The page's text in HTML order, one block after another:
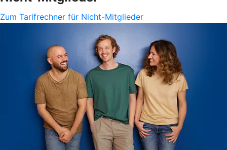
Zum Tarifrechner für Nicht-Mitglieder